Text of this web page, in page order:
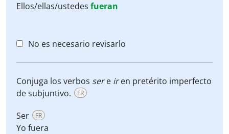
Ellos/ellas/ustedes fueran
No es necesario revisarlo
Conjuga los verbos sere iren pretérito imperfecto
de subjuntivo.
FR
Ser FR
Yo fuera